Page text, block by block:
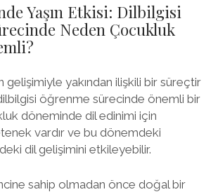
Yaşın Etkisi: Dilbilgisi
Neden Çocukluk
gelişimiyle yakından ilişkili bir süreçtir
öğrenme sürecinde önemli bir
döneminde dil edinimi için
vardır ve bu dönemdeki
dil gelişimini etkileyebilir.
sahip olmadan önce doğal bir